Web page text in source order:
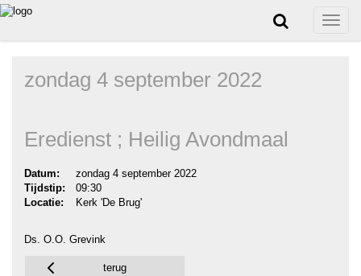
Toggle
zondag 4 september 2022
Eredienst ; Heilig Avondmaal
Datum:
zondag 4 september 2022
Tijdstip:
09:30
Locatie:
Kerk 'De Brug'
Ds. O.O. Grevink
terug